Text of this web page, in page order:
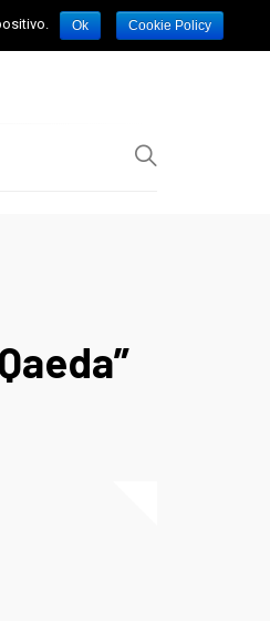
Ok Cookie Policy